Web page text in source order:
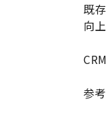
既
向
参考